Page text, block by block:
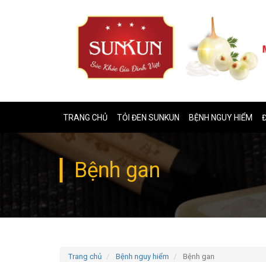
TRANG CHỦ TỎI ĐEN SUNKUN BỆNH NGUY HIỂM
Bệnh gan
Trang chủ Bệnh nguy hiểm Bệnh gan